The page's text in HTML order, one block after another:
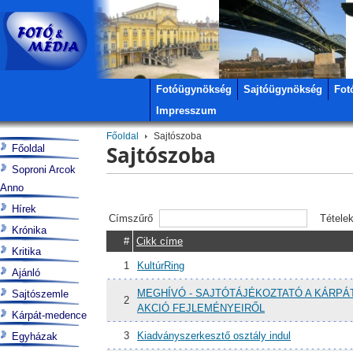
Fotóügynökség Sajtóügynökség
Impresszum
Főoldal Sajtószoba
Sajtószoba
Címszűrő
#
Cikk címe
1 KultúrRing
2
MEGHÍVÓ - SAJTÓTÁJÉKOZTATÓ A
AKCIÓ FEJLEMÉNYEIRŐL
3 Kiadványszerkesztő osztály indul
Főoldal
Soproni Arcok
Anno
Hírek
Krónika
Kritika
Ajánló
Sajtószemle
Kárpát-medence
Egyházak